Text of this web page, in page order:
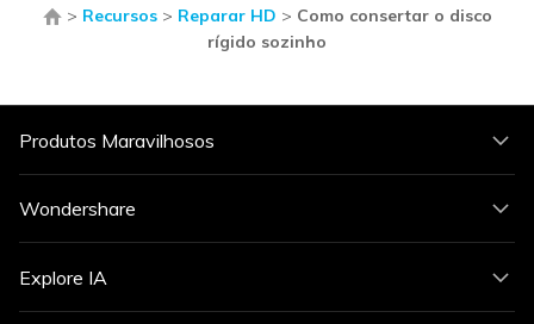
> Recursos> Reparar HD > Como consertar o disco
rígido sozinho
Produtos Maravilhosos
Wondershare
Explore IA